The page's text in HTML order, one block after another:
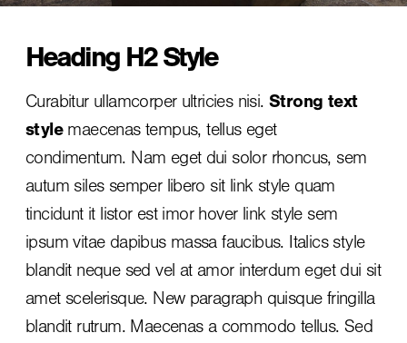
Heading H2 Style
Curabitur ullamcorper ultricies nisi.Strong text
stylemaecenas tempus, tellus eget
condimentum. Nam eget dui solor rhoncus, sem
autum siles semper libero sit link stylequam
tincidunt it listor est imor hover link style sem
ipsum vitae dapibus massa faucibus. Italics style
blandit neque sed vel at amor interdum eget dui sit
amet scelerisque. New paragraph quisque fringilla
blandit rutrum. Maecenas a commodo tellus. Sed